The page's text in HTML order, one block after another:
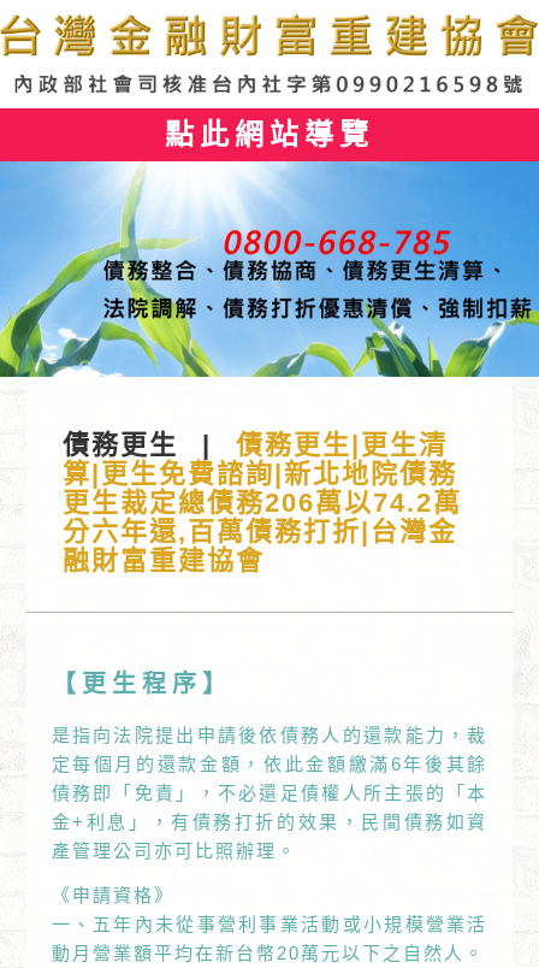
點此網站導覽
債務更生
債務更生|更生清
算|更生免費諮詢|新北地院債務
更生裁定總債務206萬以74.2萬
分六年還,百萬債務打折|台灣金
融財富重建協會
【更生程序】
是指向法院提出申請後依債務人的還款能力，裁
定每個月的還款金額，依此金額繳滿6年後其餘
債務即「免責」，不必還足債權人所主張的「本
金+利息」，有債務打折的效果，民間債務如資
產管理公司亦可比照辦理。
《申請資格》
一、五年內未從事營利事業活動或小規模營業活
動月營業額平均在新台幣20萬元以下之自然人。